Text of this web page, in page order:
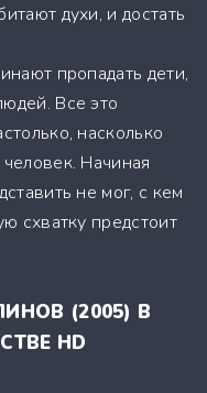
духи, и достать
пропадать дети,
Все это
насколько
Начиная
не мог, с кем
схватку предстоит
(2005) В
HD